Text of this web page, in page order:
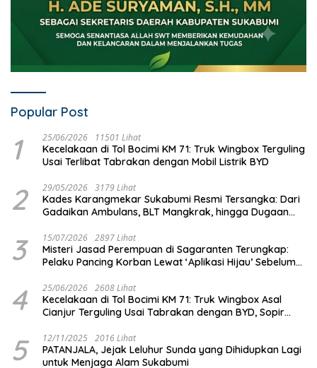
Popular Post
1 25/06/2026 11501 Lihat
Kecelakaan di Tol Bocimi KM 71: Truk Wingbox Terguling
Usai Terlibat Tabrakan dengan Mobil Listrik BYD
2 29/05/2026 3179 Lihat
Kades Karangmekar Sukabumi Resmi Tersangka: Dari
Gadaikan Ambulans, BLT Mangkrak, hingga Dugaan
3 15/07/2026 2897 Lihat
Misteri Jasad Perempuan di Sagaranten Terungkap:
Pelaku Pancing Korban Lewat ‘Aplikasi Hijau’ Sebelum
4 25/06/2026 2608 Lihat
Kecelakaan di Tol Bocimi KM 71: Truk Wingbox Asal
Cianjur Terguling Usai Tabrakan dengan BYD, Sopir
5 12/11/2025 2016 Lihat
PATANJALA, Jejak Leluhur Sunda yang Dihidupkan Lagi
untuk Menjaga Alam Sukabumi